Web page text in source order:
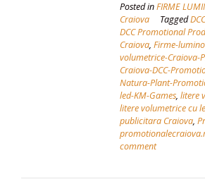
Posted inFIRME
Craiova
Tagged
DCC Promotional
Craiova, Firme-
volumetrice-Craiova-
Craiova-DCC-
Natura-Plant-
led-KM-Games, litere
litere volumetrice cu
publicitara Craiova,
comment